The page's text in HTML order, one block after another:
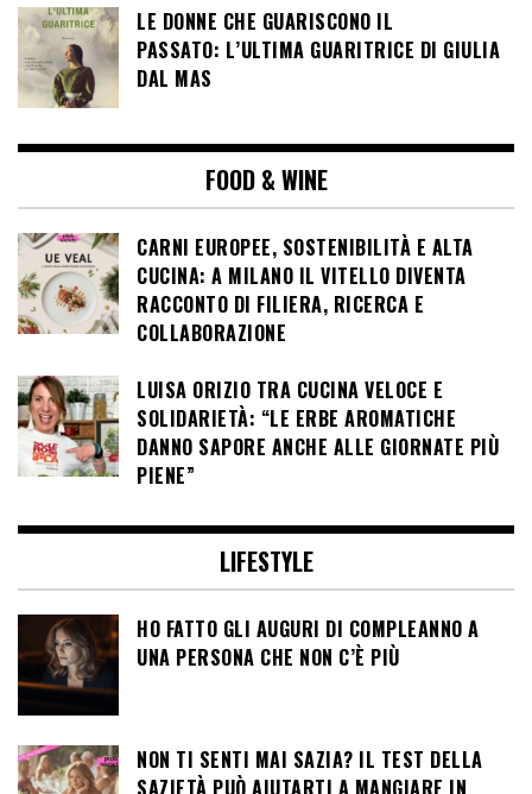
LE DONNE CHE GUARISCONO IL
PASSATO: L’ULTIMA GUARITRICE DI GIULIA
DAL MAS
FOOD & WINE
CARNI EUROPEE, SOSTENIBILITÀ E ALTA
CUCINA: A MILANO IL VITELLO DIVENTA
RACCONTO DI FILIERA, RICERCA E
COLLABORAZIONE
LUISA ORIZIO TRA CUCINA VELOCE E
SOLIDARIETÀ: “LE ERBE AROMATICHE
DANNO SAPORE ANCHE ALLE GIORNATE PIÙ
PIENE”
LIFESTYLE
HO FATTO GLI AUGURI DI COMPLEANNO A
UNA PERSONA CHE NON C’È PIÙ
NON TI SENTI MAI SAZIA? IL TEST DELLA
SAZIETÀ PUÒ AIUTARTI A MANGIARE IN